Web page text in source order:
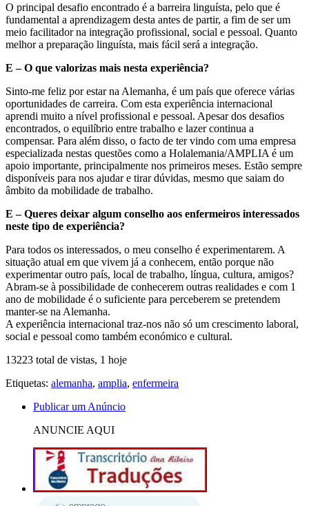
O principal desafio encontrado é a barreira linguísta, pelo que é
fundamental a aprendizagem desta antes de partir, a fim de ser um
meio facilitador na integração profissional, social e pessoal. Quanto
melhor a preparação linguísta, mais fácil será a integração.
E – O que valorizas mais nesta experiência?
Sinto-me feliz por estar na Alemanha, é um país que oferece várias
oportunidades de carreira. Com esta experiência internacional
aprendi muito a nível profissional e pessoal. Apesar dos desafios
encontrados, o equilíbrio entre trabalho e lazer continua a
compensar. Para além disso, o facto de ter vindo com uma empresa
especializada nestas questões como a Holalemania/AMPLIA é um
apoio importante, principalmente nos primeiros meses. Estão sempre
disponíveis para nos ajudar e tirar dúvidas, mesmo que saiam do
âmbito da mobilidade de trabalho.
E – Queres deixar algum conselho aos enfermeiros interessados
neste tipo de experiência?
Para todos os interessados, o meu conselho é experimentarem. A
situação atual em que vivem já a conhecem, então porque não
experimentar outro país, local de trabalho, língua, cultura, amigos?
Abram-se à possibilidade de conhecerem outras realidades e com 1
ano de mobilidade é o suficiente para perceberem se pretendem
manter-se na Alemanha.
A experiência internacional traz-nos não só um crescimento laboral,
social e pessoal como também económico e cultural.
13223 total de vistas, 1 hoje
Etiquetas: alemanha, amplia, enfermeira
Publicar um Anúncio
ANUNCIE AQUI